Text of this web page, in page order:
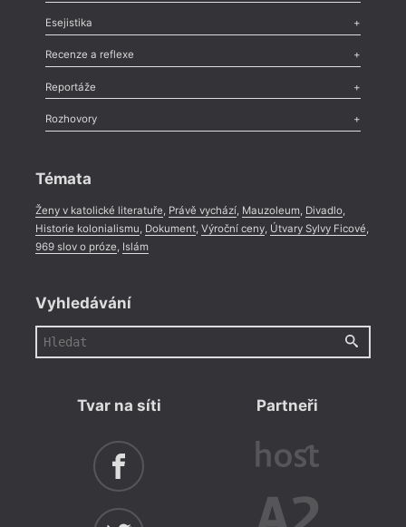
Odlesk
Nekrolog,Glosa,Sloupek,Pozvánka,Literární soutěž,
Esejistika
Esej , Pádlo,Úvaha
Recenze a reflexe
Recenze
Méně slov o próze,Celá rubrika
Reportáže
Literární zítřky
Celá rubrika
Rozhovory
Témata
Ženy v katolické literatuře, Právě vychází, Mauzoleum, Divadlo,
Historie kolonialismu, Dokument, Výroční ceny, Útvary Sylvy Ficové,
969 slov o próze, Islám
Vyhledávání
Tvar na síti Partneři